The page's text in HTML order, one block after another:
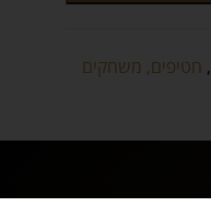
, חטיפים, משחקים